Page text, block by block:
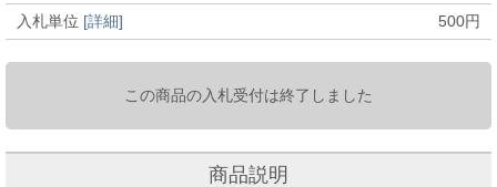
入札単位 [詳細] 500円
この商品の入札受付は終了しました
商品説明